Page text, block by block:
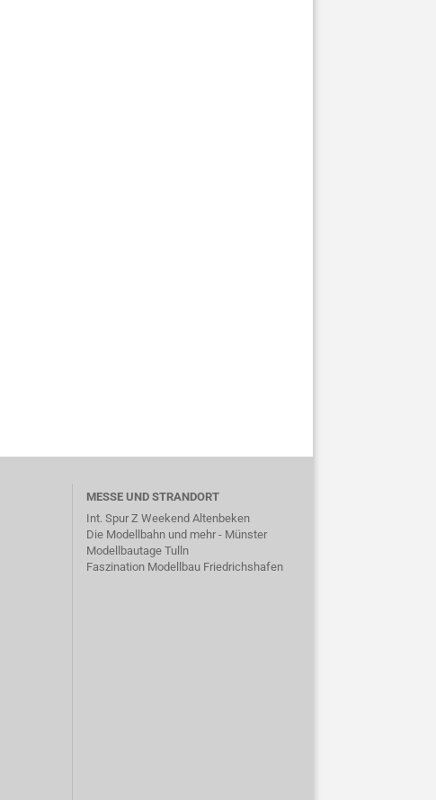
MESSE UND STRANDORT
Int. Spur Z Weekend Altenbeken
Die Modellbahn und mehr - Münster
Modellbautage Tulln
Faszination Modellbau Friedrichshafen